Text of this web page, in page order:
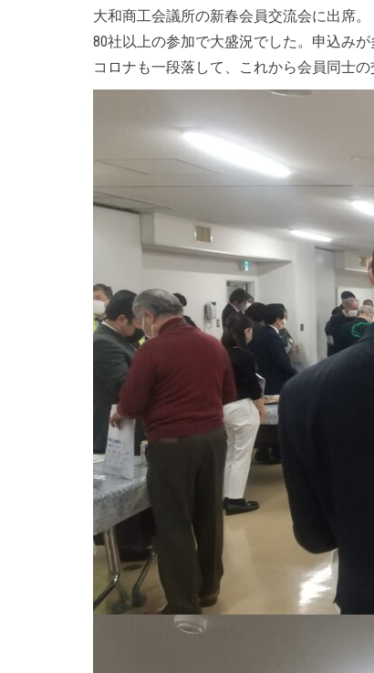
大和商工会議所の新春会員交流会に出席。
80社以上の参加で大盛況でした。申込み
コロナも一段落して、これから会員同士